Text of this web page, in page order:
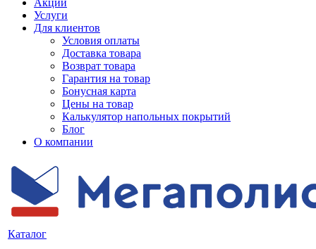
Акции
Услуги
Для клиентов
Условия оплаты
Доставка товара
Возврат товара
Гарантия на товар
Бонусная карта
Цены на товар
Калькулятор напольных покрытий
Блог
О компании
Каталог